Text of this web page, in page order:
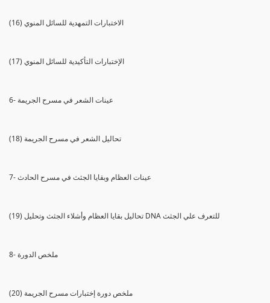
(16) الاختبارات التمهدية للسائل المنوي
(17) الإختبارات التأكيدية للسائل المنوي
6- عينات الشعر في مسرح الجريمة
(18) تحاليل الشعر في مسرح الجريمة
7- عينات العظام وبقايا الجثث في مسرح الحادث
(19) تحاليل بقايا العظام وأشلاء الجثث وتحليل DNA للتعرف علي الجثث
8- ملخص الدورة
(20) ملخص دورة إختبارات مسرح الجريمة